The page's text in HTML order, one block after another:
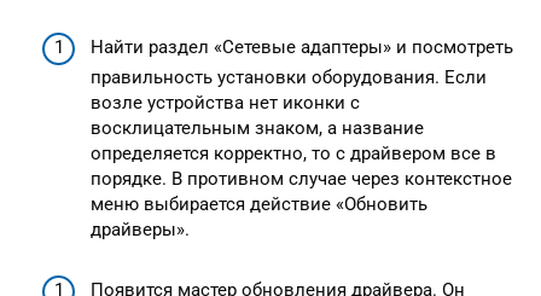
Найти раздел «Сетевые адаптеры» и посмотреть
правильность установки оборудования. Если
возле устройства нет иконки с
восклицательным знаком, а название
определяется корректно, то с драйвером все в
порядке. В противном случае через контекстное
меню выбирается действие «Обновить
драйверы».
Появится мастер обновления драйвера. Он